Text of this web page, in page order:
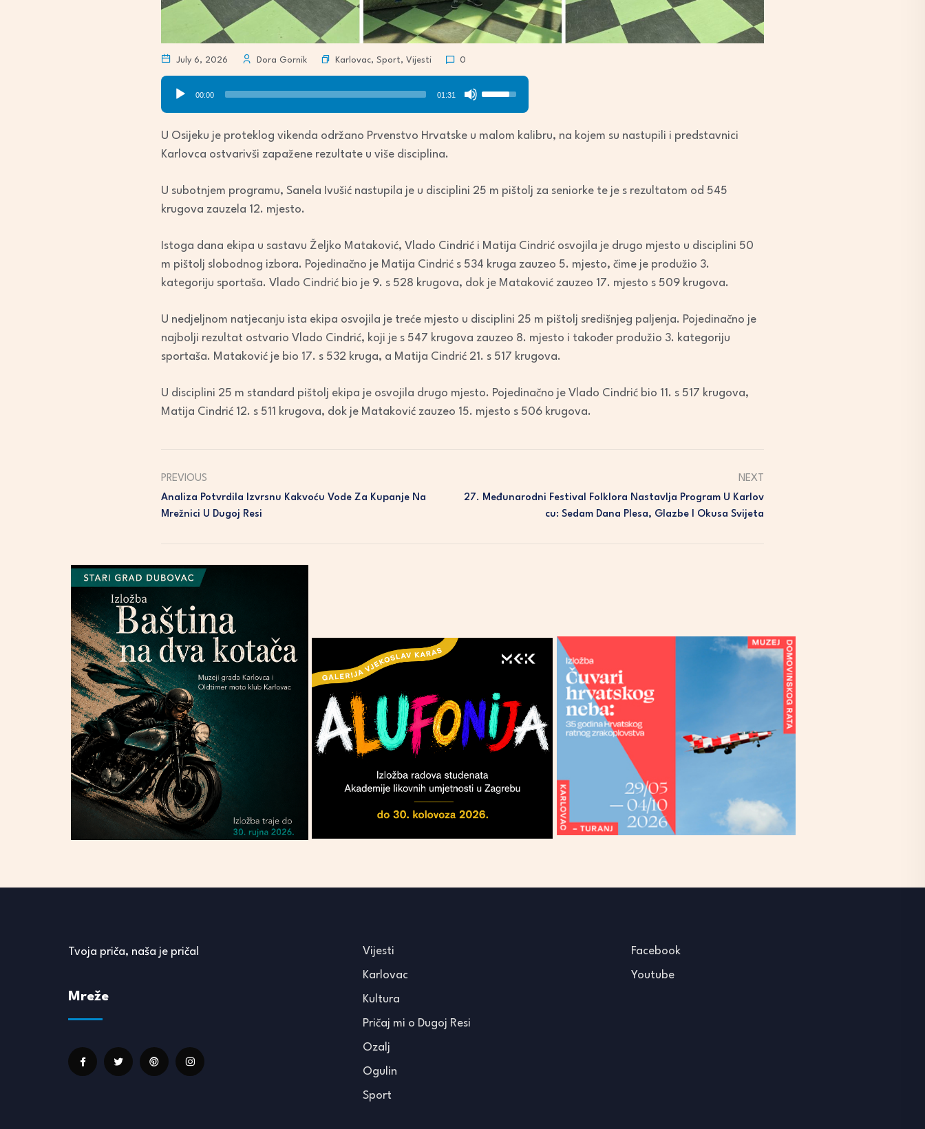
July 6, 2026 Dora Gornik Karlovac, Sport, Vijesti 0
Audio
Player
00:00 01:31
Use
Up/Down
volume.
U Osijeku je proteklog vikenda održano Prvenstvo Hrvatske u malom kalibru, na kojem su nastupili i predstavnici
Karlovca ostvarivši zapažene rezultate u više disciplina.
U subotnjem programu, Sanela Ivušić nastupila je u disciplini 25 m pištolj za seniorke te je s rezultatom od 545
krugova zauzela 12. mjesto.
Istoga dana ekipa u sastavu Željko Mataković, Vlado Cindrić i Matija Cindrić osvojila je drugo mjesto u disciplini 50
m pištolj slobodnog izbora. Pojedinačno je Matija Cindrić s 534 kruga zauzeo 5. mjesto, čime je produžio 3.
kategoriju sportaša. Vlado Cindrić bio je 9. s 528 krugova, dok je Mataković zauzeo 17. mjesto s 509 krugova.
U nedjeljnom natjecanju ista ekipa osvojila je treće mjesto u disciplini 25 m pištolj središnjeg paljenja. Pojedinačno je
najbolji rezultat ostvario Vlado Cindrić, koji je s 547 krugova zauzeo 8. mjesto i također produžio 3. kategoriju
sportaša. Mataković je bio 17. s 532 kruga, a Matija Cindrić 21. s 517 krugova.
U disciplini 25 m standard pištolj ekipa je osvojila drugo mjesto. Pojedinačno je Vlado Cindrić bio 11. s 517 krugova,
Matija Cindrić 12. s 511 krugova, dok je Mataković zauzeo 15. mjesto s 506 krugova.
PREVIOUS
Analiza Potvrdila Izvrsnu Kakvoću Vode Za Kupanje Na
Mrežnici U Dugoj Resi
NEXT
27. Međunarodni Festival Folklora Nastavlja Program U Karlov
Cu: Sedam Dana Plesa, Glazbe I Okusa Svijeta
Tvoja priča, naša je priča!
Mreže
Vijesti
Karlovac
Kultura
Pričaj mi o Dugoj Resi
Ozalj
Ogulin
Sport
Facebook
Youtube